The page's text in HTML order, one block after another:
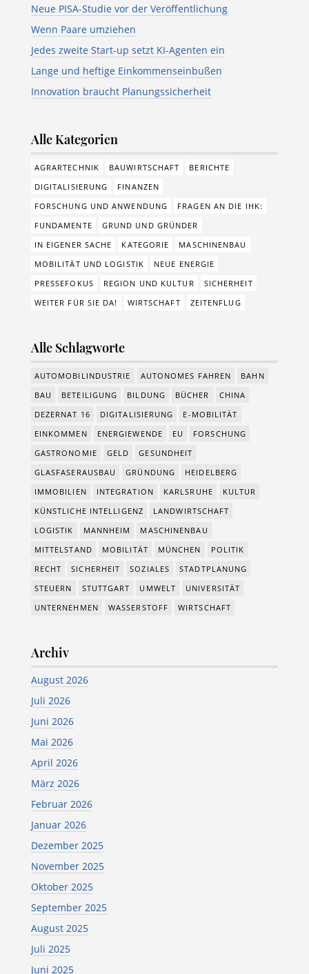
Neue PISA-Studie vor der Veröffentlichung
Wenn Paare umziehen
Jedes zweite Start-up setzt KI-Agenten ein
Lange und heftige Einkommenseinbußen
Innovation braucht Planungssicherheit
Alle Kategorien
AGRARTECHNIK BAUWIRTSCHAFT
BERICHTE
DIGITALISIERUNG
FINANZEN
FORSCHUNG UND ANWENDUNG
FRAGEN AN DIE IHK:
FUNDAMENTE
GRUND UND GRÜNDER
IN EIGENER SACHE
KATEGORIE
MASCHINENBAU
MOBILITÄT UND LOGISTIK
NEUE ENERGIE
PRESSEFOKUS
REGION UND KULTUR
SICHERHEIT
WEITER FÜR SIE DA!
WIRTSCHAFT ZEITENFLUG
Alle Schlagworte
AUTOMOBILINDUSTRIE AUTONOMES FAHREN
BAHN
BAU
BETEILIGUNG BILDUNG BÜCHER
CHINA
DEZERNAT 16
DIGITALISIERUNG
E-MOBILITÄT
EINKOMMEN
ENERGIEWENDE EU
FORSCHUNG
GASTRONOMIE
GELD
GESUNDHEIT
GLASFASERAUSBAU
GRÜNDUNG
HEIDELBERG
IMMOBILIEN
INTEGRATION KARLSRUHE
KULTUR
KÜNSTLICHE INTELLIGENZ
LANDWIRTSCHAFT
LOGISTIK
MANNHEIM
MASCHINENBAU
MITTELSTAND
MOBILITÄT MÜNCHEN
POLITIK
RECHT
SICHERHEIT SOZIALES
STADTPLANUNG
STEUERN
STUTTGART UMWELT
UNIVERSITÄT
UNTERNEHMEN
WASSERSTOFF WIRTSCHAFT
Archiv
August 2026
Juli 2026
Juni 2026
Mai 2026
April 2026
März 2026
Februar 2026
Januar 2026
Dezember 2025
November 2025
Oktober 2025
September 2025
August 2025
Juli 2025
Juni 2025